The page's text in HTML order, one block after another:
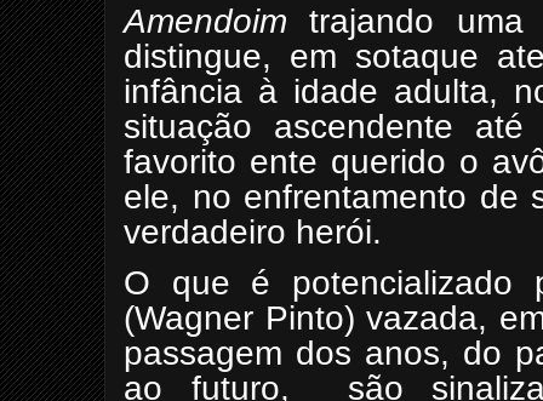
Amendoim trajando uma
distingue, em sotaque
infância à idade adulta,
situação ascendente
favorito ente querido o
ele, no enfrentamento de
verdadeiro herói.
O que é potencializado
(Wagner Pinto) vazada,
passagem dos anos, do
ao futuro,
são